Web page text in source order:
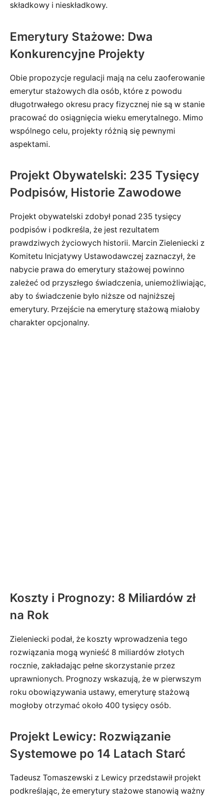
składkowy i nieskładkowy.
Emerytury Stażowe: Dwa
Konkurencyjne Projekty
Obie propozycje regulacji mają na celu zaoferowanie
emerytur stażowych dla osób, które z powodu
długotrwałego okresu pracy fizycznej nie są w stanie
pracować do osiągnięcia wieku emerytalnego. Mimo
wspólnego celu, projekty różnią się pewnymi
aspektami.
Projekt Obywatelski: 235 Tysięcy
Podpisów, Historie Zawodowe
Projekt obywatelski zdobył ponad 235 tysięcy
podpisów i podkreśla, że jest rezultatem
prawdziwych życiowych historii. Marcin Zieleniecki z
Komitetu Inicjatywy Ustawodawczej zaznaczył, że
nabycie prawa do emerytury stażowej powinno
zależeć od przyszłego świadczenia, uniemożliwiając,
aby to świadczenie było niższe od najniższej
emerytury. Przejście na emeryturę stażową miałoby
charakter opcjonalny.
Koszty i Prognozy: 8 Miliardów zł
na Rok
Zieleniecki podał, że koszty wprowadzenia tego
rozwiązania mogą wynieść 8 miliardów złotych
rocznie, zakładając pełne skorzystanie przez
uprawnionych. Prognozy wskazują, że w pierwszym
roku obowiązywania ustawy, emeryturę stażową
mogłoby otrzymać około 400 tysięcy osób.
Projekt Lewicy: Rozwiązanie
Systemowe po 14 Latach Starć
Tadeusz Tomaszewski z Lewicy przedstawił projekt
podkreślając, że emerytury stażowe stanowią ważny